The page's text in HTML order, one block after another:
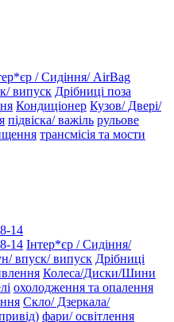
/ Сидіння/ AirBag
випуск Дрібниці поза
Кондиціонер Кузов/ Двері/
підвіска/ важіль рульове
трансмісія та мости
14
14 Інтер*єр / Сидіння/
впуск/ випуск Дрібниці
Колеса/Диски/Шини
охолодження та опалення
Скло/ Дзеркала/
фари/ освітлення